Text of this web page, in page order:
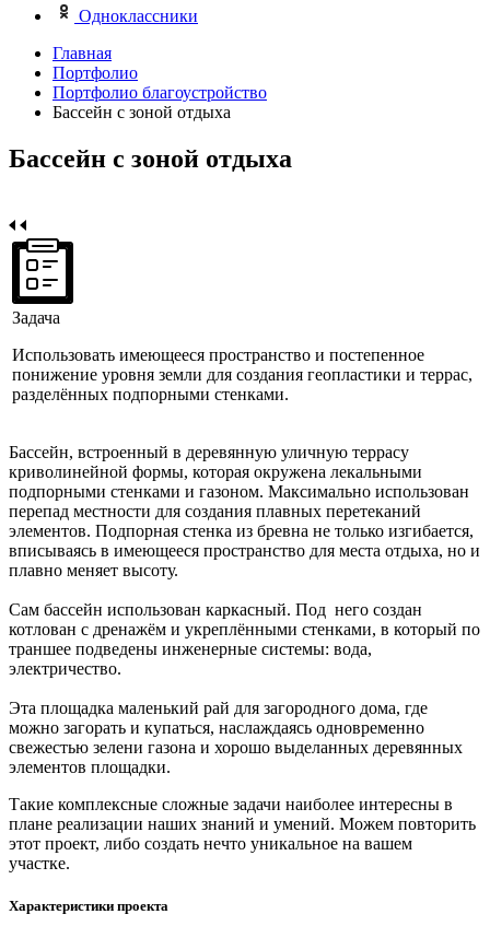
Одноклассники
Главная
Портфолио
Портфолио благоустройство
Бассейн с зоной отдыха
Бассейн с зоной отдыха
Задача
Использовать имеющееся пространство и постепенное
понижение уровня земли для создания геопластики и террас,
разделённых подпорными стенками.
Бассейн, встроенный в деревянную уличную террасу
криволинейной формы, которая окружена лекальными
подпорными стенками и газоном. Максимально использован
перепад местности для создания плавных перетеканий
элементов. Подпорная стенка из бревна не только изгибается,
вписываясь в имеющееся пространство для места отдыха, но и
плавно меняет высоту.
Сам бассейн использован каркасный. Под него создан
котлован с дренажём и укреплёнными стенками, в который по
траншее подведены инженерные системы: вода,
электричество.
Эта площадка маленький рай для загородного дома, где
можно загорать и купаться, наслаждаясь одновременно
свежестью зелени газона и хорошо выделанных деревянных
элементов площадки.
Такие комплексные сложные задачи наиболее интересны в
плане реализации наших знаний и умений. Можем повторить
этот проект, либо создать нечто уникальное на вашем
участке.
Характеристики проекта